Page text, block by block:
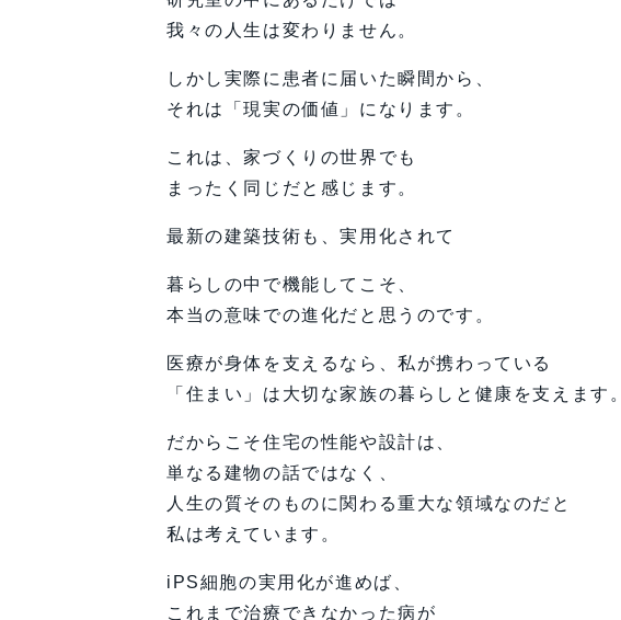
我々の人生は変わりません。
しかし実際に患者に届いた瞬間から、
それは「現実の価値」になります。
これは、家づくりの世界でも
まったく同じだと感じます。
最新の建築技術も、実用化されて
暮らしの中で機能してこそ、
本当の意味での進化だと思うのです。
医療が身体を支えるなら、私が携わっている
「住まい」は大切な家族の暮らしと健康を支えます。
だからこそ住宅の性能や設計は、
単なる建物の話ではなく、
人生の質そのものに関わる重大な領域なのだと
私は考えています。
iPS細胞の実用化が進めば、
これまで治療できなかった病が